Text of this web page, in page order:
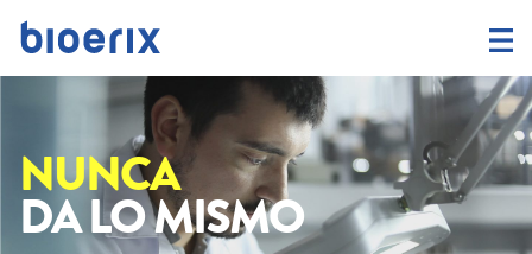
NUNCA
DA LO MISMO